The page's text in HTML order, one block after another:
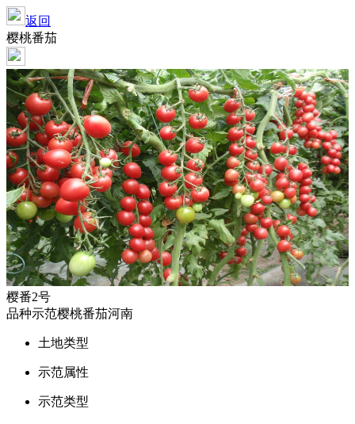
返回
樱桃番茄
樱番2号
品种示范樱桃番茄河南
土地类型
示范属性
示范类型